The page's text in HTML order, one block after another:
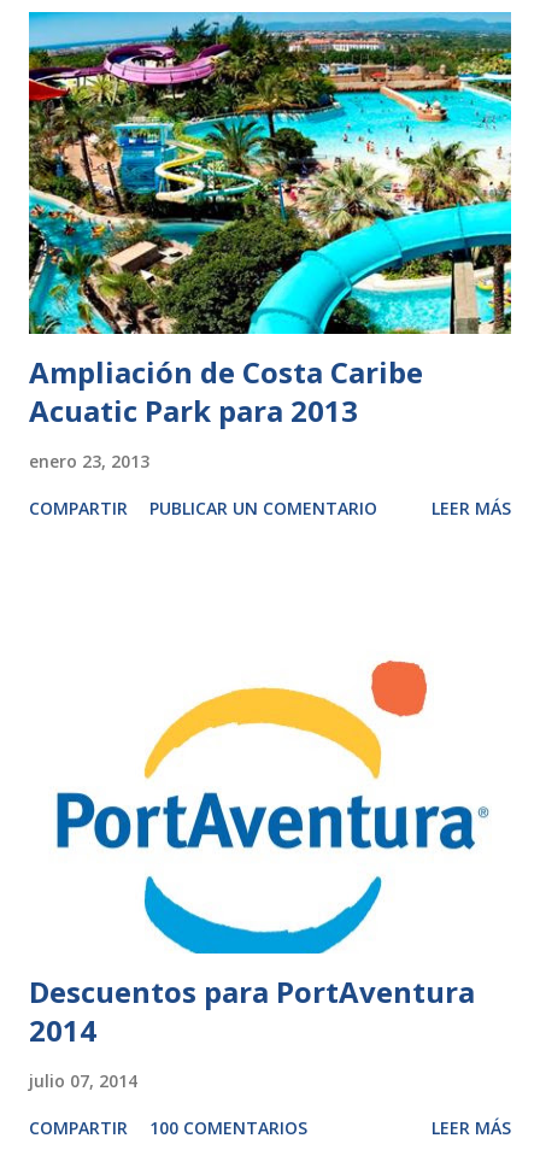
Ampliación de Costa Caribe
Acuatic Park para 2013
enero 23, 2013
COMPARTIR PUBLICAR UN COMENTARIO LEER MÁS
Descuentos para PortAventura
2014
julio 07, 2014
COMPARTIR 100 COMENTARIOS LEER MÁS